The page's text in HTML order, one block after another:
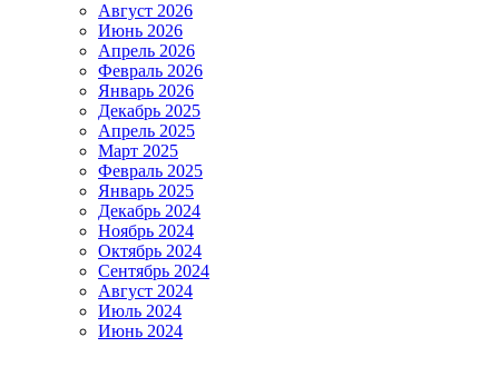
Август 2026
Июнь 2026
Апрель 2026
Февраль 2026
Январь 2026
Декабрь 2025
Апрель 2025
Март 2025
Февраль 2025
Январь 2025
Декабрь 2024
Ноябрь 2024
Октябрь 2024
Сентябрь 2024
Август 2024
Июль 2024
Июнь 2024